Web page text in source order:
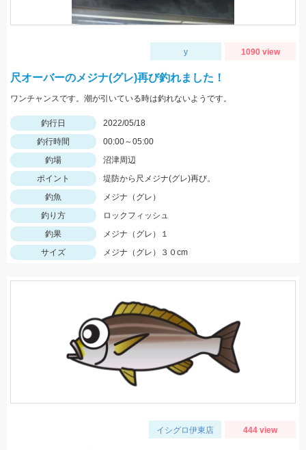
y 1090 view
尺オーバーのメジナ(グレ)再び釣れました！
ワンチャンスです。潮が引いている時は釣れないようです。
釣行日
2022/05/18
釣行時間
00:00～05:00
釣場
沼津周辺
ポイント
堤防から尺メジナ(グレ)再び。
釣魚
メジナ（グレ）
釣り方
ロックフィッシュ
釣果
メジナ（グレ）１
サイズ
メジナ（グレ）３０cm
イシグロ伊東店 444 view